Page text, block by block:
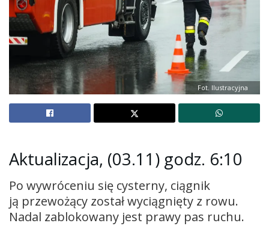
Fot. Ilustracyjna
Aktualizacja, (03.11) godz. 6:10
Po wywróceniu się cysterny, ciągnik
ją przewożący został wyciągnięty z rowu.
Nadal zablokowany jest prawy pas ruchu.